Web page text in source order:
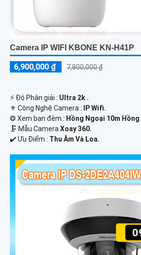
Camera IP WIFI KBONE KN-H41P
6,900,000 ₫ 7,800,000 ₫
️⚡ Độ Phân giải : Ultra 2k .
⚜️ Công Nghệ Camera :
IP Wifi.
❂ Xem ban đêm : Hồng Ngoại 10m Hồng
🗜️ Mẫu Camera Xoay 360.
️✔️ Ưu Điểm : Thu Âm Và Loa.